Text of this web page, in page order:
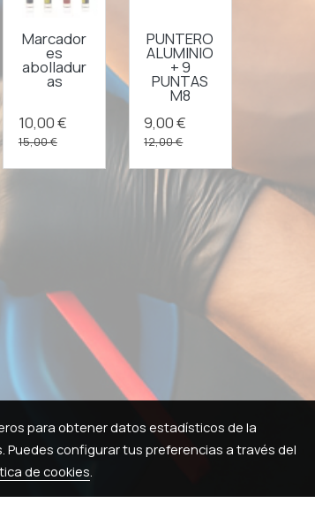
Marcador
es
abolladur
as
10,00 €
15,00 €
PUNTERO
ALUMINIO
+ 9
PUNTAS
M8
9,00 €
12,00 €
para obtener datos estadísticos de la
configurar tus preferencias a través del
de cookies.